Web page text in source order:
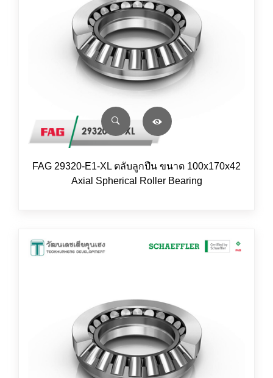
FAG 29320-E1-XL ตลับลูกปืน ขนาด 100x170x42
Axial Spherical Roller Bearing